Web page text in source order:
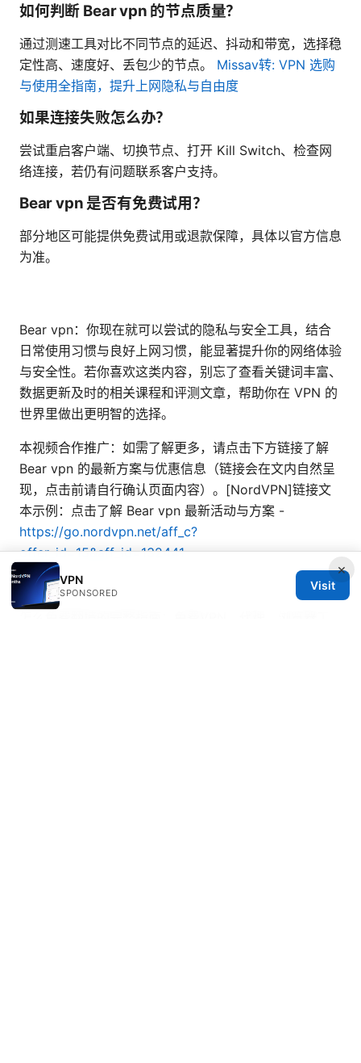
如何判断 Bear vpn 的节点质量？
通过测速工具对比不同节点的延迟、抖动和带宽，选择稳
定性高、速度好、丢包少的节点。 Missav转: VPN 选购
与使用全指南，提升上网隐私与自由度
如果连接失败怎么办？
尝试重启客户端、切换节点、打开 Kill Switch、检查网
络连接，若仍有问题联系客户支持。
Bear vpn 是否有免费试用？
部分地区可能提供免费试用或退款保障，具体以官方信息
为准。
Bear vpn：你现在就可以尝试的隐私与安全工具，结合
日常使用习惯与良好上网习惯，能显著提升你的网络体验
与安全性。若你喜欢这类内容，别忘了查看关键词丰富、
数据更新及时的相关课程和评测文章，帮助你在 VPN 的
世界里做出更明智的选择。
本视频合作推广：如需了解更多，请点击下方链接了解
Bear vpn 的最新方案与优惠信息（链接会在文内自然呈
现，点击前请自行确认页面内容）。[NordVPN]链接文
本示例：点击了解 Bear vpn 最新活动与方案 -
https://go.nordvpn.net/aff_c?
offer_id=15&aff_id=132441
Sources:
×
VPN
SPONSORED
Visit